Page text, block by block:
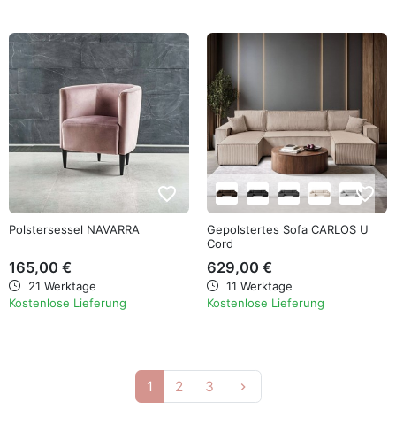
favorite_border
Polstersessel NAVARRA
165,00 €
21 Werktage
Kostenlose Lieferung
favorite_border
Gepolstertes Sofa CARLOS U
Cord
629,00 €
11 Werktage
Kostenlose Lieferung
1 2 3 keyboard_arrow_right